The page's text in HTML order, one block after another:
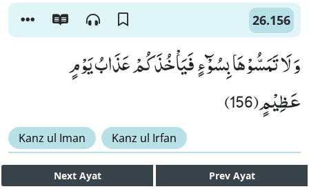
26.156
وَ لَا تَمَسُّوْهَا بِسُوْٓءٍ فَیَاْخُذَكُمْ عَذَابُ یَوْمٍ
عَظِیْمٍ(156)
Kanz ul Iman Kanz ul Irfan
Next Ayat Prev Ayat